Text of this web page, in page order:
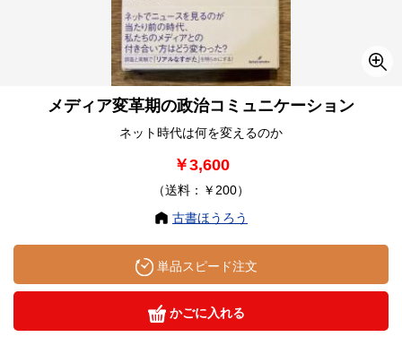
メディア変革期の政治コミュニケーション
ネット時代は何を変えるのか
￥3,600
（送料：￥200）
古書ほうろう
単品スピード注文
かごに入れる